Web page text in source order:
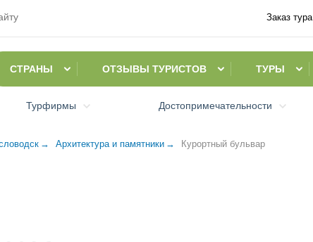
Заказ тура
СТРАНЫ ОТЗЫВЫ ТУРИСТОВ ТУРЫ
Турфирмы Достопримечательности
Архитектура и памятники Курортный бульвар